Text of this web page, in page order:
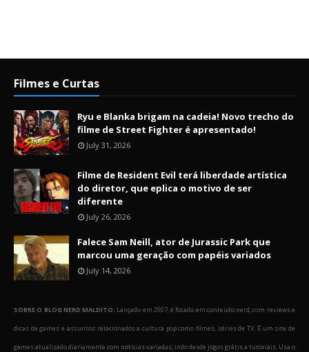
Filmes e Curtas
Ryu e Blanka brigam na cadeia! Novo trecho do
filme de Street Fighter é apresentado!
July 31, 2026
Filme de Resident Evil terá liberdade artística
do diretor, que eplica o motivo de ser
diferente
July 26, 2026
Falece Sam Neill, ator de Jurassic Park que
marcou uma geração com papéis variados
July 14, 2026
SOBRE O BLOG NERD MALDITO: Lançado em 2007, é focado em conteúdo nerd, com reviews e
dicas de games e assuntos relacionados a cultura pop como filmes, séries de TV. É um site de
games atualizado diariamente com notícias variadas, indo desde jogos grátis a tutoriais. Usa o